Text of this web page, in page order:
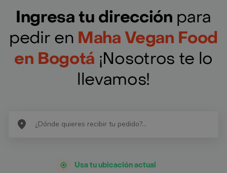
Ingresa tu dirección para
pedir en Maha Vegan Food
en Bogotá ¡Nosotros te lo
llevamos!
Usa tu ubicación actual